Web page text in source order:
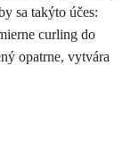
sa takýto účes:
curling do
opatrne, vytvára